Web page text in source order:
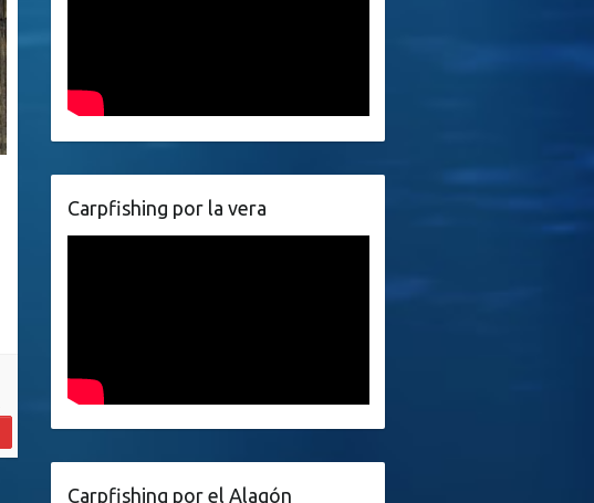
Carpfishing por la vera
Carpfishing por el Alagón